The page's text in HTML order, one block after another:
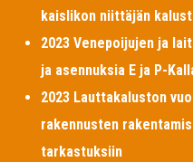
kaislikon niittäjän
2023 Venepoijujen ja
ja asennuksia E ja P-
2023 Lauttakaluston
rakennusten
tarkastuksiin